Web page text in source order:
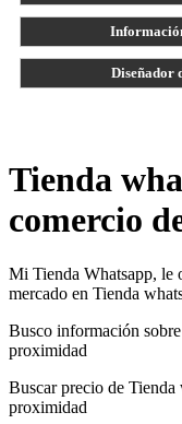
Diseñador
Tienda
comercio
Mi Tienda Whatsapp, le
mercado en Tienda
Busco información
proximidad
Buscar precio de
proximidad